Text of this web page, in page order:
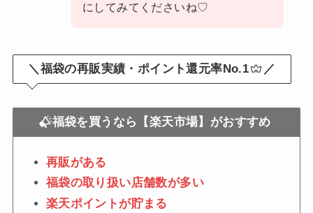
にしてみてくださいね♡
＼福袋の再販実績・ポイント還元率No.1 ／
福袋を買うなら【楽天市場】がおすすめ
再販がある
福袋の取り扱い店舗数が多い
楽天ポイントが貯まる